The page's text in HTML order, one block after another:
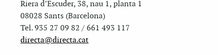
Riera d’Escuder, 38, nau 1, planta 1
08028 Sants (Barcelona)
Tel. 935 27 09 82 / 661 493 117
directa@directa.cat